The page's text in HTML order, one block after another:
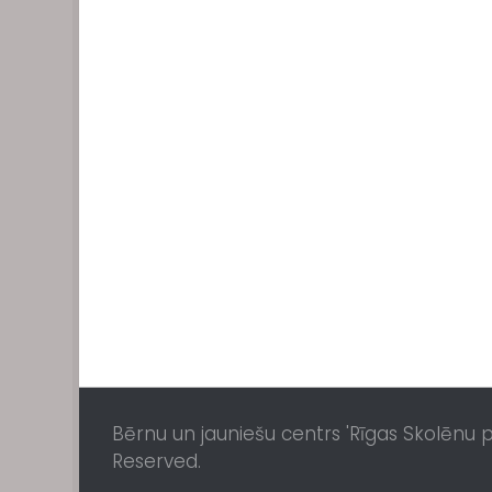
Bērnu un jauniešu centrs 'Rīgas Skolēnu
Reserved.